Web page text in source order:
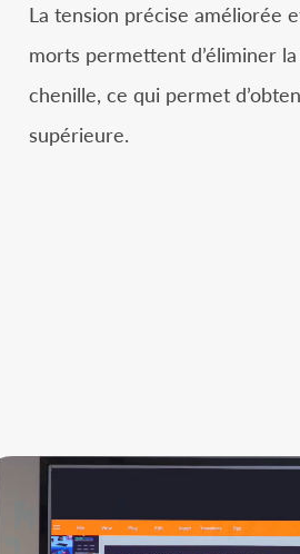
La tension précise améliorée
morts permettent d’éliminer
chenille, ce qui permet
supérieure.